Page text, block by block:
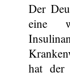
Der
eine
hat der